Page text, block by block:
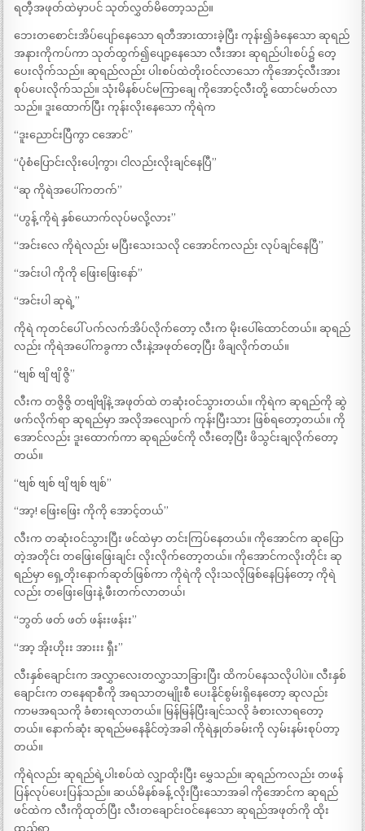
ရတီ့အဖုတ်ထဲမှာပင် သုတ်လွှတ်မိတော့သည်။
ဘေးတစောင်းအိပ်ပျော်နေသော ရတီအားထားခဲ့ပြီး ကုန်း၍ခံနေသော ဆုရည်
အနားကိုကပ်ကာ သုတ်ထွက်၍ပျော့နေသော လီးအား ဆုရည်ပါးစပ်၌ တေ့
ပေးလိုက်သည်။ ဆုရည်လည်း ပါးစပ်ထဲတိုးဝင်လာသော ကိုအောင့်လီးအား
စုပ်ပေးလိုက်သည်။ သုံးမိနစ်ပင်မကြာချေ ကိုအောင့်လီးတို့ ထောင်မတ်လာ
သည်။ ဒူးထောက်ပြီး ကုန်းလိုးနေသော ကိုရဲက
“ဒူးညောင်းပြီကွာ ငအောင်”
“ပုံစံပြောင်းလိုးပေါ့ကွာ၊ ငါလည်းလိုးချင်နေပြီ”
“ဆု ကိုရဲအပေါ်ကတက်”
“ဟွန့် ကိုရဲ နှစ်ယောက်လုပ်မလို့လား”
“အင်းလေ ကိုရဲလည်း မပြီးသေးသလို ငအောင်ကလည်း လုပ်ချင်နေပြီ”
“အင်းပါ ကိုကို ဖြေးဖြေးနော်”
“အင်းပါ ဆုရဲ့”
ကိုရဲ ကုတင်ပေါ် ပက်လက်အိပ်လိုက်တော့ လီးက မိုးပေါ်ထောင်တယ်။ ဆုရည်
လည်း ကိုရဲအပေါ်ကခွကာ လီးနဲ့အဖုတ်တေ့ပြီး ဖိချလိုက်တယ်။
“ဗျစ် ဗျိ ဗျိ ဇွိ”
လီးက တဇွိဇွိ တဗျိဗျိနဲ့ အဖုတ်ထဲ တဆုံးဝင်သွားတယ်။ ကိုရဲက ဆုရည်ကို ဆွဲ
ဖက်လိုက်ရာ ဆုရည်မှာ အလိုအလျောက် ကုန်းပြီးသား ဖြစ်ရတော့တယ်။ ကို
အောင်လည်း ဒူးထောက်ကာ ဆုရည်ဖင်ကို လီးတေ့ပြီး ဖိသွင်းချလိုက်တော့
တယ်။
“ဗျစ် ဗျစ် ဗျိ ဗျစ် ဗျစ်”
“အာ့! ဖြေးဖြေး ကိုကို အောင့်တယ်”
လီးက တဆုံးဝင်သွားပြီး ဖင်ထဲမှာ တင်းကြပ်နေတယ်။ ကိုအောင်က ဆုပြော
တဲ့အတိုင်း တဖြေးဖြေးချင်း လိုးလိုက်တော့တယ်။ ကိုအောင်ကလိုးတိုင်း ဆု
ရည်မှာ ရှေ့တိုးနောက်ဆုတ်ဖြစ်ကာ ကိုရဲကို လိုးသလိုဖြစ်နေပြန်တော့ ကိုရဲ
လည်း တဖြေးဖြေးနဲ့ ဖီးတက်လာတယ်၊
“ဘွတ် ဖတ် ဖတ် ဖန်းးဖန်းး”
“အာ့ အိုးဟိုးး အားးး ရှီး”
လီးနှစ်ချောင်းက အလွှာလေးတလွှာသာခြားပြီး ထိကပ်နေသလိုပါပဲ။ လီးနှစ်
ချောင်းက တနေရာစီကို အရသာတမျိုးစီ ပေးနိုင်စွမ်းရှိနေတော့ ဆုလည်း
ကာမအရသကို ခံစားရလာတယ်။ မြန်မြန်ပြီးချင်သလို ခံစားလာရတော့
တယ်။ နောက်ဆုံး ဆုရည်မနေနိုင်တဲ့အခါ ကိုရဲနှုတ်ခမ်းကို လှမ်းနမ်းစုပ်တာ့
တယ်။
ကိုရဲလည်း ဆုရည်ရဲ့ပါးစပ်ထဲ လျှာထိုးပြီး မွှေသည်။ ဆုရည်ကလည်း တဖန်
ပြန်လုပ်ပေးပြန်သည်။ ဆယ်မိနစ်ခန့် လိုးပြီးသောအခါ ကိုအောင်က ဆုရည်
ဖင်ထဲက လီးကိုထုတ်ပြီး လီးတချောင်းဝင်နေသော ဆုရည်အဖုတ်ကို ထိုး
ထည့်ရာ